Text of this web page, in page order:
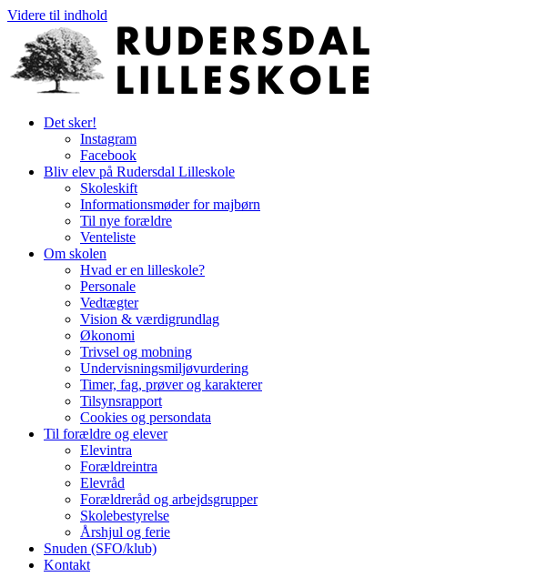
Videre til indhold
Det sker!
Instagram
Facebook
Bliv elev på Rudersdal Lilleskole
Skoleskift
Informationsmøder for majbørn
Til nye forældre
Venteliste
Om skolen
Hvad er en lilleskole?
Personale
Vedtægter
Vision & værdigrundlag
Økonomi
Trivsel og mobning
Undervisningsmiljøvurdering
Timer, fag, prøver og karakterer
Tilsynsrapport
Cookies og persondata
Til forældre og elever
Elevintra
Forældreintra
Elevråd
Forældreråd og arbejdsgrupper
Skolebestyrelse
Årshjul og ferie
Snuden (SFO/klub)
Kontakt